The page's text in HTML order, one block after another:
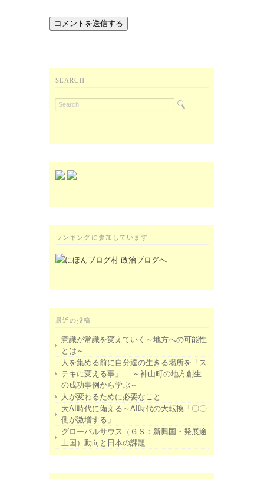
SEARCH
ランキングに参加しています
最近の投稿
意識が常識を変えていく～地方への可能性
とは～
人を集める前に自分達の生きる場所を「ス
テキに変える事」 ～神山町の地方創生
の成功事例から学ぶ～
人が変わるために必要なこと
大AI時代に備える～AI時代の大転換「〇〇
側が激増する」
グローバルサウス（ＧＳ：新興国・発展途
上国）動向と日本の課題